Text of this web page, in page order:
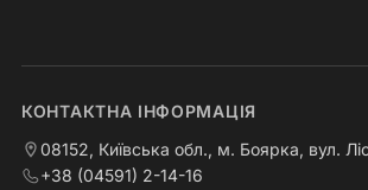
КОНТАКТНА ІНФОРМАЦІЯ
08152, Київська обл., м. Боярка, вул.
+38 (04591) 2-14-16